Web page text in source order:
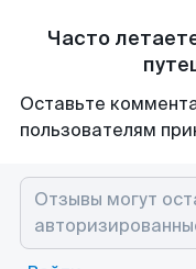
Часто
Оставьте
пользователям